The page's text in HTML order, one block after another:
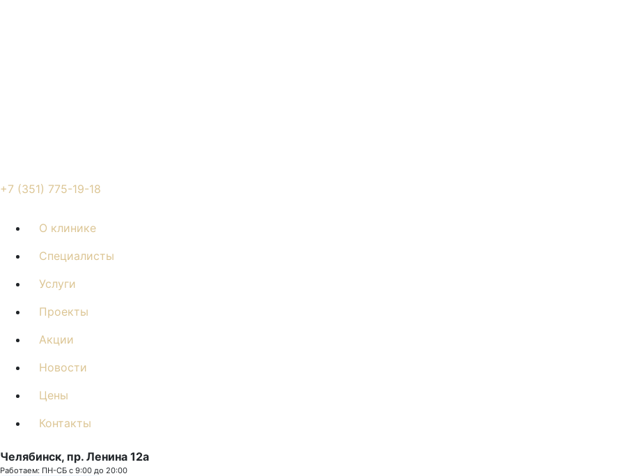
+7 (351) 775-19-18
О клинике
Специалисты
Услуги
Проекты
Акции
Новости
Цены
Контакты
Челябинск, пр. Ленина 12a
Работаем: ПН-СБ с 9:00 до 20:00